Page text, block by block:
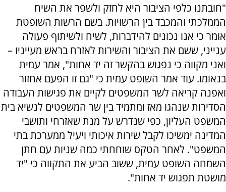
"חובתנו כלפי הציבור היא לחזק ולשפר את השיח
הממלכתי והמכבד בין הרשויות. בשם הרשות השופטת
אומר כי אנו נכונים להידברות, לשיח ולשיתוף פעולה
ענייני, ששם את הציבור והשירות לאזרח בראש מעייניו –
ואני מקווה כי נפגוש בהקשר זה יד אחות", אמר עמית
בנאומו. עוד אמר השופט עמית כי "גם זו הפעם אחזור
ואפנה קריאה לשר המשפטים לקיים את פגישות העבודה
הסדירות שנהגו מאז ומתמיד בין שר המשפטים לנשיא בית
המשפט העליון, כפי שנדרש על מנת שאזרחי ותושבי
המדינה ימשיכו לקבל שירות איכותי ויעיל ממערכת בתי
המשפט". לאחר הטקס שוחחתי כמה שניות עם חתן
השמחה השופט עמית, ששוב הביע את התקווה כי "יד
מושטת תפגוש יד אחות".